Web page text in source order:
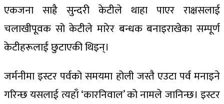
एकजना साह्रै सुन्दरी केटीले थाहा पाएर राक्षसलाई
चलाखीपूवक सो केटीले मारेर बन्धक बनाइराखेका सम्पूर्ण
केटीहरूलाई छुटाएकी थिइन्।
जर्मनीमा इस्टर पर्वको समयमा होली जस्तै एउटा पर्व मनाइने
गरिन्छ यसलाई त्यहाँ ‘कारनिवाल’ को नामले जानिन्छ। इस्टर